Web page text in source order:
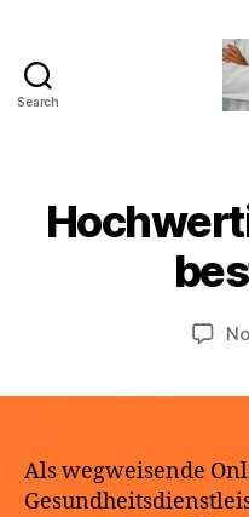
Search
Categories
I
Als wegweisende